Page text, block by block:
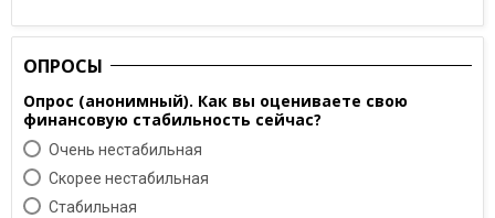
ОПРОСЫ
Опрос (анонимный). Как вы оцениваете свою
финансовую стабильность сейчас?
Очень нестабильная
Скорее нестабильная
Cтабильная